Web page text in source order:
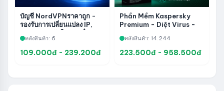
บัญชี NordVPNราคาถูก -
รองรับการเปลี่ยนแปลง IP,
และการเข้าถึงส่วนตัว
คลังสินค้า: 6
109.000đ - 239.200đ
Phần Mềm Kaspersky
Premium - Diệt Virus -
Quyền Riêng Tư
คลังสินค้า: 14.244
223.500đ - 958.500đ